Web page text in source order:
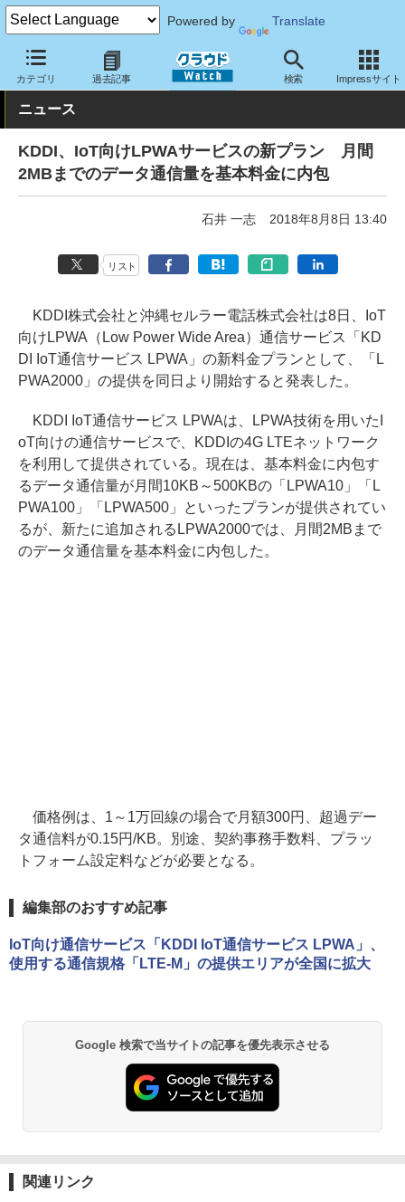
Powered by Translate
カテゴリ 過去記事 検索 Impressサイト
クラウド Watch ネットワーク 通信インフラ
ニュース
KDDI、IoT向けLPWAサービスの新プラン 月間
2MBまでのデータ通信量を基本料金に内包
石井 一志 2018年8月8日 13:40
リスト
KDDI株式会社と沖縄セルラー電話株式会社は8日、IoT
向けLPWA（Low Power Wide Area）通信サービス「KD
DI IoT通信サービス LPWA」の新料金プランとして、「L
PWA2000」の提供を同日より開始すると発表した。
KDDI IoT通信サービス LPWAは、LPWA技術を用いたI
oT向けの通信サービスで、KDDIの4G LTEネットワーク
を利用して提供されている。現在は、基本料金に内包す
るデータ通信量が月間10KB～500KBの「LPWA10」「L
PWA100」「LPWA500」といったプランが提供されてい
るが、新たに追加されるLPWA2000では、月間2MBまで
のデータ通信量を基本料金に内包した。
価格例は、1～1万回線の場合で月額300円、超過デー
タ通信料が0.15円/KB。別途、契約事務手数料、プラッ
トフォーム設定料などが必要となる。
編集部のおすすめ記事
IoT向け通信サービス「KDDI IoT通信サービス LPWA」、
使用する通信規格「LTE-M」の提供エリアが全国に拡大
Google 検索で当サイトの記事を優先表示させる
関連リンク